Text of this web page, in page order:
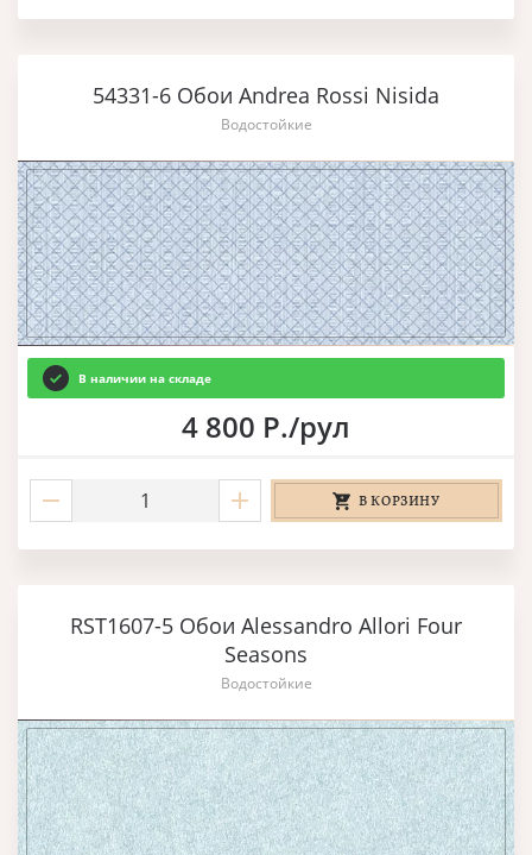
54331-6 Обои Andrea Rossi Nisida
Водостойкие
В наличии на складе
4 800 Р./рул
В КОРЗИНУ
RST1607-5 Обои Alessandro Allori Four
Seasons
Водостойкие